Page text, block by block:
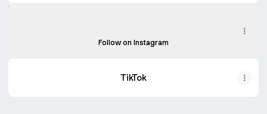
Instagram
Follow on Instagram
TikTok